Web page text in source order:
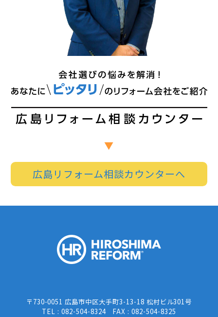
広島リフォーム相談カウンターへ
〒730-0051 広島市中区大手町3-13-18 松村ビル301号
TEL : 082-504-8324 FAX : 082-504-8325